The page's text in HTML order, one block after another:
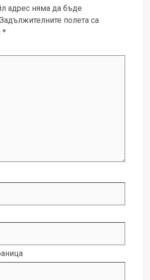
адрес няма да бъде
Задължителните полета са
*